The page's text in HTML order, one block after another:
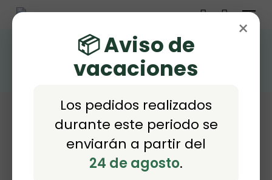
Skip
account
Menu
STRASS
Mostrando el único resultado
×
📦 Aviso de
vacaciones
Los pedidos realizados
durante este periodo se
enviarán a partir del
24 de agosto.